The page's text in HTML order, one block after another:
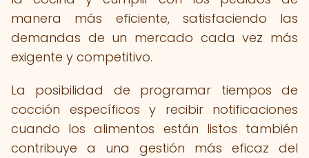
manera más eficiente, satisfaciendo las
demandas de un mercado cada vez más
exigente y competitivo.
La posibilidad de programar tiempos de
cocción específicos y recibir notificaciones
cuando los alimentos están listos también
contribuye a una gestión más eficaz del